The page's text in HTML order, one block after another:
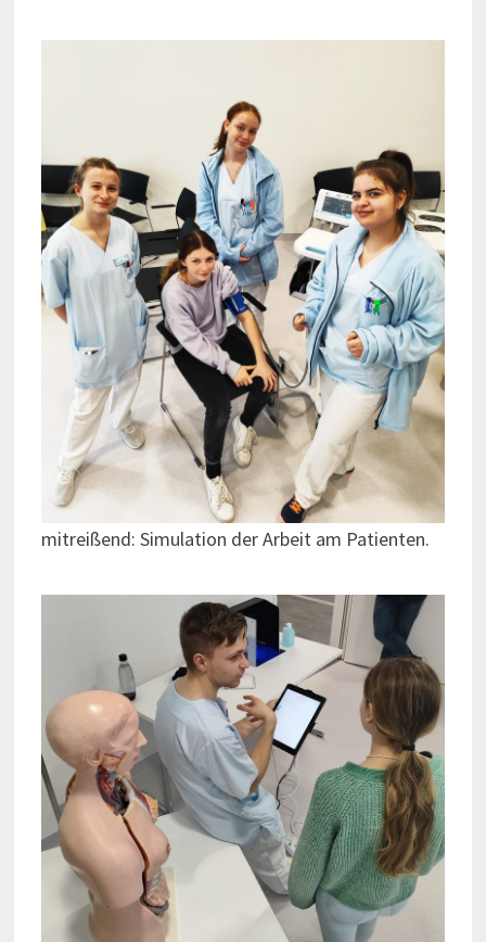
mitreißend: Simulation der Arbeit am Patienten.